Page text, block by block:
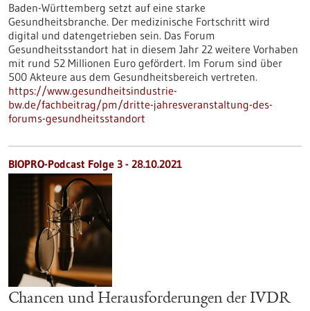
Baden-Württemberg setzt auf eine starke
Gesundheitsbranche. Der medizinische Fortschritt wird
digital und datengetrieben sein. Das Forum
Gesundheitsstandort hat in diesem Jahr 22 weitere Vorhaben
mit rund 52 Millionen Euro gefördert. Im Forum sind über
500 Akteure aus dem Gesundheitsbereich vertreten.
https://www.gesundheitsindustrie-
bw.de/fachbeitrag/pm/dritte-jahresveranstaltung-des-
forums-gesundheitsstandort
BIOPRO-Podcast Folge 3 - 28.10.2021
Chancen und Herausforderungen der IVDR